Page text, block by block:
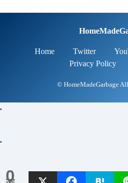
0
Home Twitter
Privacy Policy
© HomeMadeGarbage